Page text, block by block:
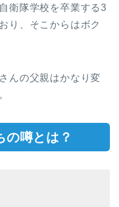
衛隊学校を卒業する3
り、そこからはボク
んの父親はかなり変
の噂とは？